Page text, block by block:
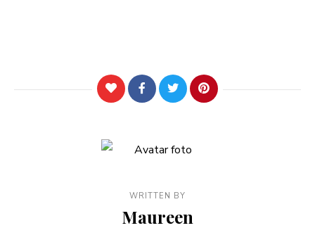
WRITTEN BY
Maureen